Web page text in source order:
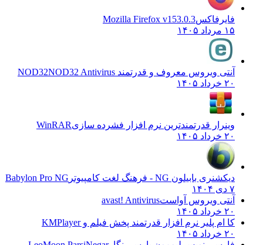
فایرفاکسMozilla Firefox v153.0.3
۱۵ مرداد ۱۴۰۵
آنتی ویروس معروف و قدرتمند NOD32 NOD32 Antivirus
۲۰ خرداد ۱۴۰۵
وینرار قدرتمندترین نرم افزار فشرده سازیWinRAR
۲۰ خرداد ۱۴۰۵
دیکشنری بابیلون NG - فرهنگ لغت کامپیوتر
Babylon Pro NG
۷ دی ۱۴۰۴
آنتی ویروس آواستavast! Antivirus
۲۰ خرداد ۱۴۰۵
کا ام پلیر نرم افزار قدرتمند پخش فیلم وKMPlayer
۲۰ خرداد ۱۴۰۵